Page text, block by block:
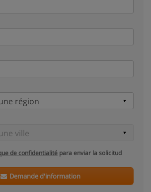
de confidentialité para enviar la solicitud
Demande d'information